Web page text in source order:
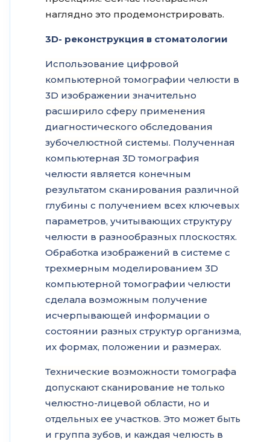
наглядно это продемонстрировать.
3D- реконструкция в стоматологии
Использование цифровой
компьютерной томографии челюсти в
3D изображении значительно
расширило сферу применения
диагностического обследования
зубочелюстной системы. Полученная
компьютерная 3D томография
челюсти является конечным
результатом сканирования различной
глубины с получением всех ключевых
параметров, учитывающих структуру
челюсти в разнообразных плоскостях.
Обработка изображений в системе с
трехмерным моделированием 3D
компьютерной томографии челюсти
сделала возможным получение
исчерпывающей информации о
состоянии разных структур организма,
их формах, положении и размерах.
Технические возможности томографа
допускают сканирование не только
челюстно-лицевой области, но и
отдельных ее участков. Это может быть
и группа зубов, и каждая челюсть в